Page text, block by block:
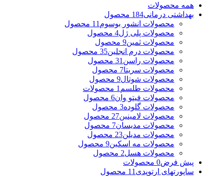
همه محصولات
بهداشتی درمانی184 محصول
محصولات انشور بوسوم 11 محصول
محصولات پلی ژل4 محصول
محصولات ثمین9 محصول
محصولات درم انجلین35 محصول
محصولات راسن 31 محصول
محصولات سریتا7 محصول
محصولات شوتال9 محصول
محصولات طلسم 1 محصولات
محصولات فیتو وان6 محصول
محصولات گلوده3 محصول
محصولات لامینین27 محصول
محصولات مدیسان7 محصول
محصولات مدیلن23 محصول
محصولات مه اسکین9 محصول
محصولات هسل2 محصول
پیش فرض0 محصولات
ساپورتهای ارتوپدی 11 محصول